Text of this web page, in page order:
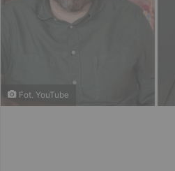
Fot. YouTube